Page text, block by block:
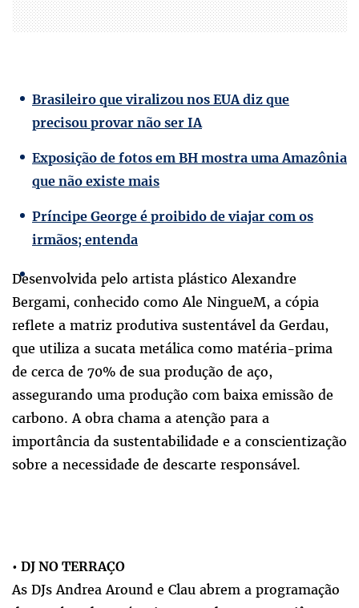
Brasileiro que viralizou nos EUA diz que
precisou provar não ser IA
Exposição de fotos em BH mostra uma Amazônia
que não existe mais
Príncipe George é proibido de viajar com os
irmãos; entenda
Desenvolvida pelo artista plástico Alexandre
Bergami, conhecido como Ale NingueM, a cópia
reflete a matriz produtiva sustentável da Gerdau,
que utiliza a sucata metálica como matéria-prima
de cerca de 70% de sua produção de aço,
assegurando uma produção com baixa emissão de
carbono. A obra chama a atenção para a
importância da sustentabilidade e a conscientização
sobre a necessidade de descarte responsável.
• DJ NO TERRAÇO
As DJs Andrea Around e Clau abrem a programação